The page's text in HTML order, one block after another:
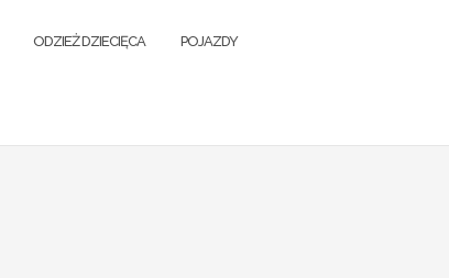
ODZIEŻ DZIECIĘCA POJAZDY